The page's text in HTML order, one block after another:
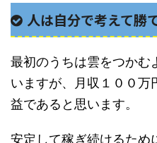
人は自分で考えて勝
最初のうちは雲をつかむ
いますが、月収１００万
益であると思います。
安定して稼ぎ続けるため